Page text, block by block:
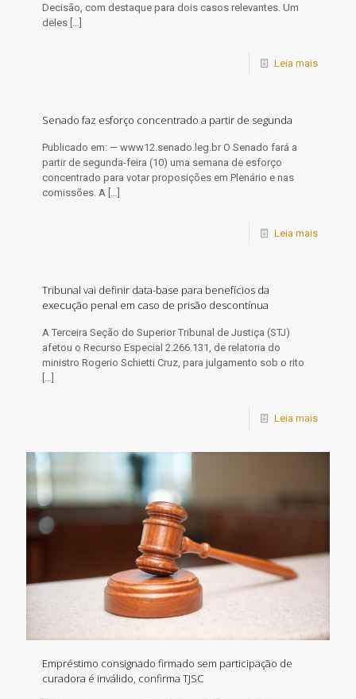
Decisão, com destaque para dois casos relevantes. Um
deles […]
Leia mais
Senado faz esforço concentrado a partir de segunda
Publicado em: — www12.senado.leg.br O Senado fará a
partir de segunda-feira (10) uma semana de esforço
concentrado para votar proposições em Plenário e nas
comissões. A […]
Leia mais
Tribunal vai definir data-base para benefícios da
execução penal em caso de prisão descontínua
​A Terceira Seção do Superior Tribunal de Justiça (STJ)
afetou o Recurso Especial 2.266.131, de relatoria do
ministro Rogerio Schietti Cruz, para julgamento sob o rito
[…]
Leia mais
Empréstimo consignado firmado sem participação de
curadora é inválido, confirma TJSC